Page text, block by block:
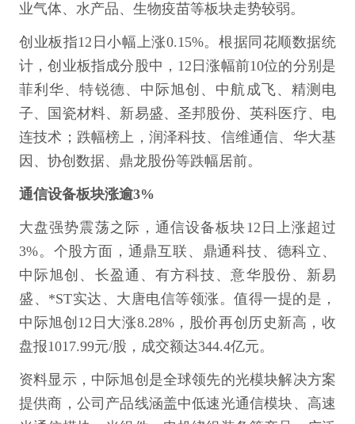
业气体、水产品、生物疫苗等板块走势较弱。
创业板指12日小幅上涨0.15%。根据同花顺数据统
计，创业板指成分股中，12日涨幅前10位的分别是
菲利华、特锐德、中际旭创、中航成飞、精测电
子、国瓷材料、新易盛、圣邦股份、英科医疗、电
连技术；跌幅榜上，润泽科技、信维通信、华大基
因、协创数据、鼎龙股份等跌幅居前。
通信设备板块涨逾3%
大盘强势震荡之际，通信设备板块12日上涨超过
3%。个股方面，通鼎互联、鼎通科技、德科立、
中际旭创、长盈通、有方科技、意华股份、新易
盛、*ST实达、大唐电信等领涨。值得一提的是，
中际旭创12日大涨8.28%，股价再创历史新高，收
盘报1017.99元/股，成交额达344.4亿元。
资料显示，中际旭创是全球领先的光模块解决方案
提供商，公司产品线涵盖中低速光通信模块、高速